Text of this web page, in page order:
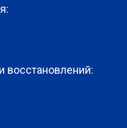
восстановлений: